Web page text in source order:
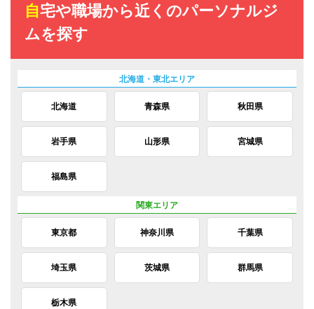
自宅や職場から近くのパーソナルジ
ムを探す
北海道 青森県 秋田県
岩手県 山形県 宮城県
福島県
東京都 神奈川県 千葉県
埼玉県 茨城県 群馬県
栃木県